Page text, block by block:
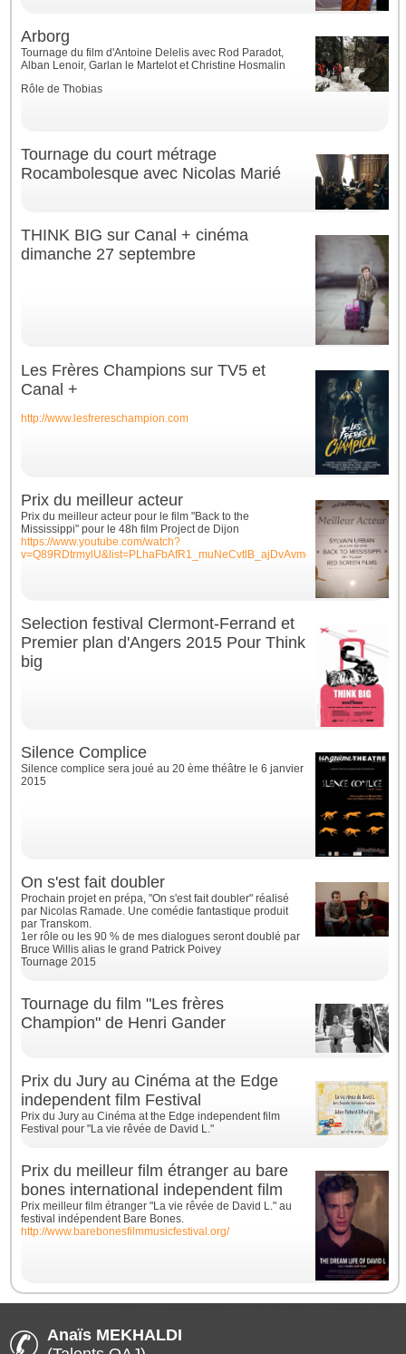
Arborg
Tournage du film d'Antoine Delelis avec Rod Paradot,
Alban Lenoir, Garlan le Martelot et Christine Hosmalin
Rôle de Thobias
Tournage du court métrage
Rocambolesque avec Nicolas Marié
THINK BIG sur Canal + cinéma
dimanche 27 septembre
Les Frères Champions sur TV5 et
Canal +
http://www.lesfrereschampion.com
Prix du meilleur acteur
Prix du meilleur acteur pour le film "Back to the
Mississippi" pour le 48h film Project de Dijon
https://www.youtube.com/watch?
v=Q89RDtrmylU&list=PLhaFbAfR1_muNeCvtlB_ajDvAvmgwNKWB&index=1
Selection festival Clermont-Ferrand et
Premier plan d'Angers 2015 Pour Think
big
Silence Complice
Silence complice sera joué au 20 ème théâtre le 6 janvier
2015
On s'est fait doubler
Prochain projet en prépa, "On s'est fait doubler" réalisé
par Nicolas Ramade. Une comédie fantastique produit
par Transkom.
1er rôle ou les 90 % de mes dialogues seront doublé par
Bruce Willis alias le grand Patrick Poivey
Tournage 2015
Tournage du film "Les frères
Champion" de Henri Gander
Prix du Jury au Cinéma at the Edge
independent film Festival
Prix du Jury au Cinéma at the Edge independent film
Festival pour "La vie rêvée de David L."
Prix du meilleur film étranger au bare
bones international independent film
Prix meilleur film étranger "La vie rêvée de David L." au
festival indépendent Bare Bones.
http://www.barebonesfilmmusicfestival.org/
Anaïs MEKHALDI